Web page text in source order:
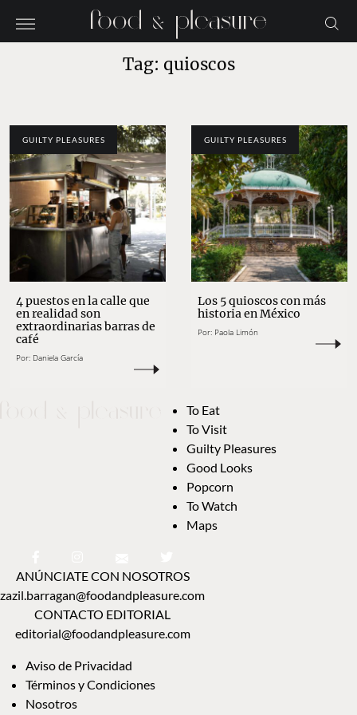
Tag: quioscos
GUILTY PLEASURES
4 puestos en la calle que
en realidad son
extraordinarias barras de
café
Por: Daniela García
GUILTY PLEASURES
Los 5 quioscos con más
historia en México
Por: Paola Limón
To Eat
To Visit
Guilty Pleasures
Good Looks
Popcorn
To Watch
Maps
ANÚNCIATE CON NOSOTROS
zazil.barragan@foodandpleasure.com
CONTACTO EDITORIAL
editorial@foodandpleasure.com
Aviso de Privacidad
Términos y Condiciones
Nosotros